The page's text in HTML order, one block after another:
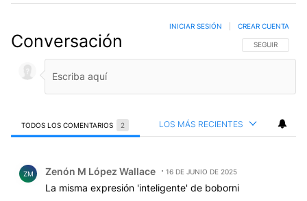
Conversación SIGA ESTA
SEGUIR
INICIAR SESIÓN CREAR CUENTA
TODOS LOS COMENTARIOS 2 LOS MÁS RECIENTES
ZM Zenón M López Wallace 16 DE JUNIO DE 2025
La misma expresión 'inteligente' de boborni